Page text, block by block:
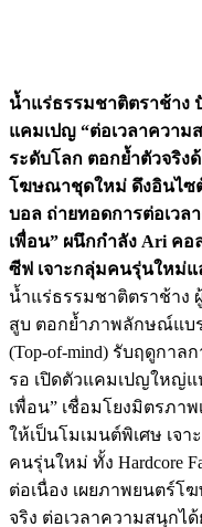
น้ำแร่ธรรมชาติตราช้าง
แคมเปญ “ต่อเวลาความ
ระดับโลก ตอกย้ำตัวจริง
โฆษณาชุดใหม่ ดึงอินไซ
บอล ถ่ายทอดการต่อเวล
เพื่อน” ผนึกกำลัง Ari ค
ซีฟ เจาะกลุ่มคนรุ่นใหม่
น้ำแร่ธรรมชาติตราช้าง
สูบ ตอกย้ำภาพลักษณ์แบ
(Top-of-mind) รับฤดูกา
รอ เปิดตัวแคมเปญใหญ่แ
เพื่อน” เชื่อมโยงมิตรภ
ให้เป็นโมเมนต์พิเศษ เจา
คนรุ่นใหม่ ทั้ง Hardcore
ต่อเนื่อง เผยภาพยนตร์โ
จริง ต่อเวลาความสนุก